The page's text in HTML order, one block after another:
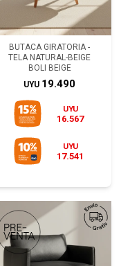
BUTACA GIRATORIA -
TELA NATURAL-BEIGE
BOLI BEIGE
UYU 19.490
UYU
16.567
UYU
17.541